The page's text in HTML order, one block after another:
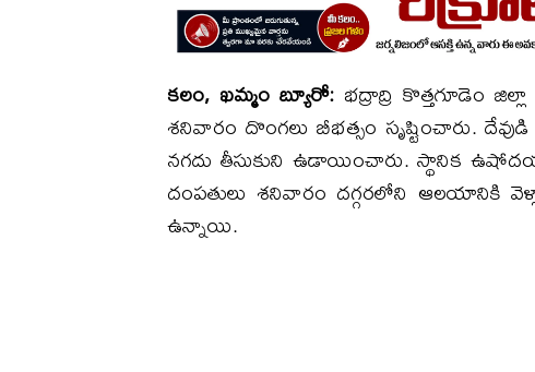
కలం, ఖమ్మం బ్యూరో: భద్రాద్రి కొత్తగూడెం
శనివారం దొంగలు బీభత్సం సృష్టించారు.
నగదు తీసుకుని ఉడాయించారు. ​స్థానిక
దంపతులు శనివారం దగ్గరలోని ఆలయానికి
ఉన్నాయి.